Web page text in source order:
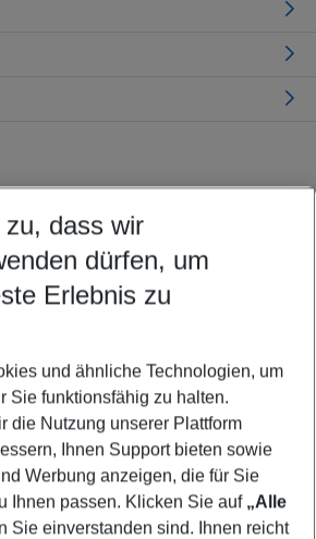
nach Ihren Wünschen
5-8 Nächte
Keine Kinder
Filter anzeigen
dass wir
dürfen, um
Erlebnis zu
und ähnliche Technologien, um
Sie funktionsfähig zu halten.
die Nutzung unserer Plattform
Ihnen Support bieten sowie
Werbung anzeigen, die für Sie
Ihnen passen. Klicken Sie auf „Alle
Sie einverstanden sind. Ihnen reicht